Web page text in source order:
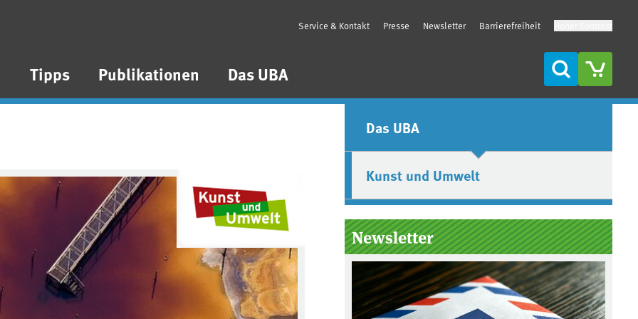
Tipps Publikationen Das UBA
Service & Kontakt Presse Newsletter Barrierefreiheit
Suche
Das UBA
Kunst und Umwelt
Newsletter